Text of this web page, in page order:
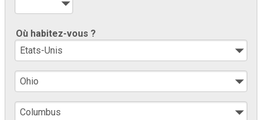
Où habitez-vous ?